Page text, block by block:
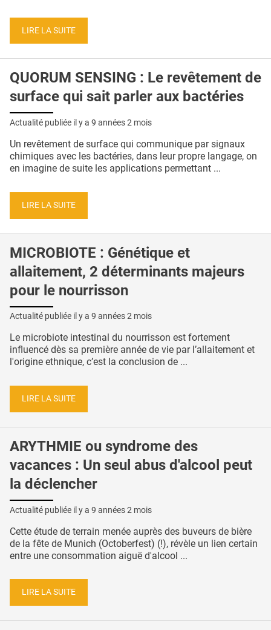
CONDITIONS GÉNÉRALES
CRÉDITS
LIRE LA SUITE
QUORUM SENSING : Le revêtement de
surface qui sait parler aux bactéries
Actualité publiée il y a 9 années 2 mois
Un revêtement de surface qui communique par signaux
chimiques avec les bactéries, dans leur propre langage, on
en imagine de suite les applications permettant ...
LIRE LA SUITE
MICROBIOTE : Génétique et
allaitement, 2 déterminants majeurs
pour le nourrisson
Actualité publiée il y a 9 années 2 mois
Le microbiote intestinal du nourrisson est fortement
influencé dès sa première année de vie par l’allaitement et
l'origine ethnique, c’est la conclusion de ...
LIRE LA SUITE
ARYTHMIE ou syndrome des
vacances : Un seul abus d'alcool peut
la déclencher
Actualité publiée il y a 9 années 2 mois
Cette étude de terrain menée auprès des buveurs de bière
de la fête de Munich (Octoberfest) (!), révèle un lien certain
entre une consommation aiguë d'alcool ...
LIRE LA SUITE